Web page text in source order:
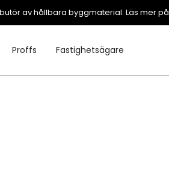
av hållbara byggmaterial. Läs mer på
Proffs Fastighetsägare